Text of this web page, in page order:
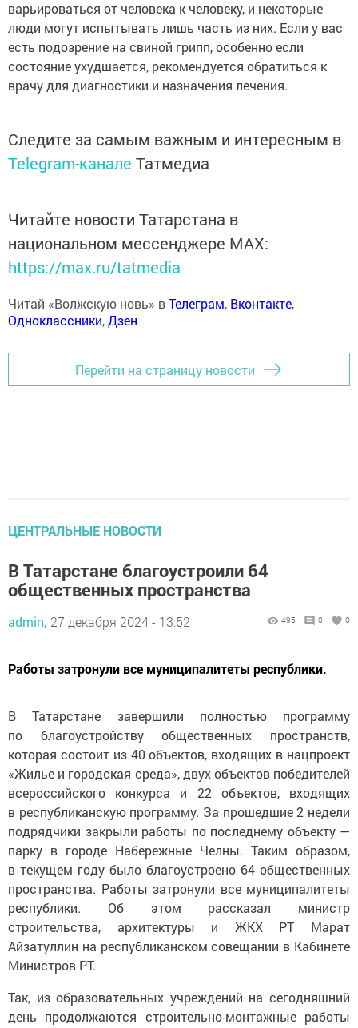
варьироваться от человека к человеку, и некоторые
люди могут испытывать лишь часть из них. Если у вас
есть подозрение на свиной грипп, особенно если
состояние ухудшается, рекомендуется обратиться к
врачу для диагностики и назначения лечения.
Следите за самым важным и интересным в
Telegram-канале Татмедиа
Читайте новости Татарстана в
национальном мессенджере MАХ:
https://max.ru/tatmedia
Читай «Волжскую новь» вТелеграм, Вконтакте,
Одноклассники,Дзен
Перейти на страницу новости
ЦЕНТРАЛЬНЫЕ НОВОСТИ
В Татарстане благоустроили 64
общественных пространства
admin, 27 декабря 2024 - 13:52 495 0 0
Работы затронули все муниципалитеты республики.
В Татарстане завершили полностью программу
по благоустройству общественных пространств,
которая состоит из 40 объектов, входящих в нацпроект
«Жилье и городская среда», двух объектов победителей
всероссийского конкурса и 22 объектов, входящих
в республиканскую программу. За прошедшие 2 недели
подрядчики закрыли работы по последнему объекту —
парку в городе Набережные Челны. Таким образом,
в текущем году было благоустроено 64 общественных
пространства. Работы затронули все муниципалитеты
республики. Об этом рассказал министр
строительства, архитектуры и ЖКХ РТ Марат
Айзатуллин на республиканском совещании в Кабинете
Министров РТ.
Так, из образовательных учреждений на сегодняшний
день продолжаются строительно-монтажные работы